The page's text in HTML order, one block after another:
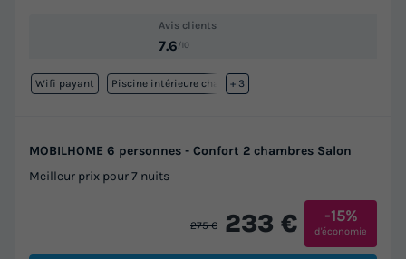
Avis clients
7.6/10
Wifi payant Piscine intérieure chauffée
+ 3
MOBILHOME 6 personnes - Confort 2 chambres Salon
Meilleur prix pour 7 nuits
275 € 233 € -15%
d'économie